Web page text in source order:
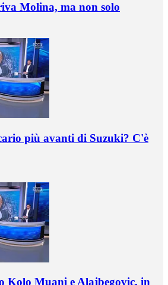
Molina, ma non solo
più avanti di Suzuki? C'è
Kolo Muani e Alajbegovic, in